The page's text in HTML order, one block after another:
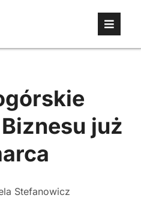
już
Stefanowicz